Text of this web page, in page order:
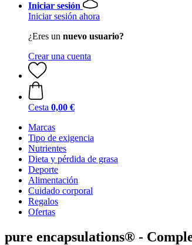
Iniciar sesión
Iniciar sesión ahora
¿Eres un nuevo usuario?
Crear una cuenta
Cesta 0,00 €
Marcas
Tipo de exigencia
Nutrientes
Dieta y pérdida de grasa
Deporte
Alimentación
Cuidado corporal
Regalos
Ofertas
pure encapsulations® -